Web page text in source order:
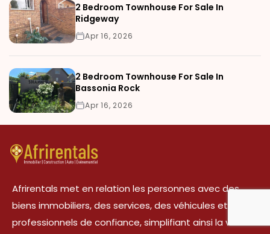
2 Bedroom Townhouse For Sale In
Ridgeway
Apr 16, 2026
2 Bedroom Townhouse For Sale In
Bassonia Rock
Apr 16, 2026
Afrirentals met en relation les personnes avec des
biens immobiliers, des services, des véhicules et des
professionnels de confiance, simplifiant ainsi la vie